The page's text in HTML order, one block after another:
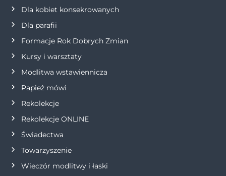
Dla kobiet konsekrowanych
Dla parafii
Formacje Rok Dobrych Zmian
Kursy i warsztaty
Modlitwa wstawiennicza
Papież mówi
Rekolekcje
Rekolekcje ONLINE
Świadectwa
Towarzyszenie
Wieczór modlitwy i łaski